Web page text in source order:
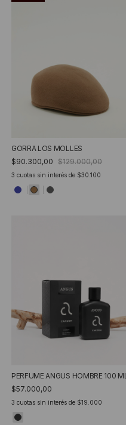
GORRA LOS MOLLES
$90.300,00 $129.000,00
3 cuotas sin interés de $30.100
PERFUME ANGUS HOMBRE 100 ML
$57.000,00
3 cuotas sin interés de $19.000